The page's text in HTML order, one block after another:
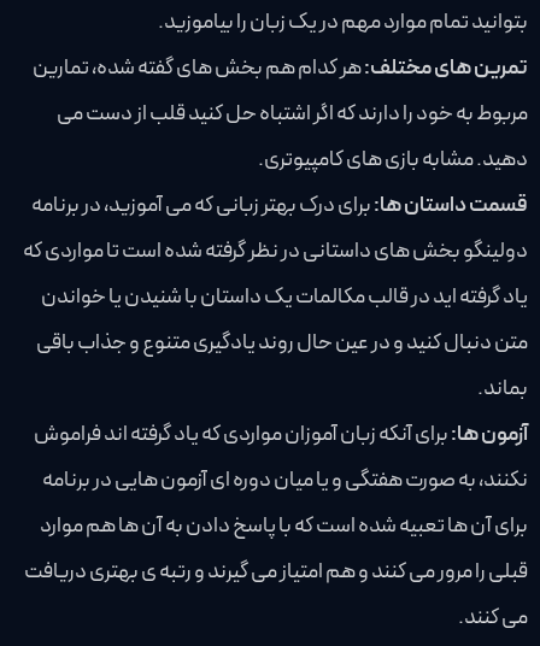
بتوانید تمام موارد مهم در یک زبان را بیاموزید.
تمرین های مختلف:هر کدام هم بخش های گفته شده، تمارین
مربوط به خود را دارند که اگر اشتباه حل کنید قلب از دست می
دهید. مشابه بازی های کامپیوتری.
قسمت داستان ها:برای درک بهتر زبانی که می آموزید، در برنامه
دولینگو بخش های داستانی در نظر گرفته شده است تا مواردی که
یاد گرفته اید در قالب مکالمات یک داستان با شنیدن یا خواندن
متن دنبال کنید و در عین حال روند یادگیری متنوع و جذاب باقی
بماند.
آزمون ها:برای آنکه زبان آموزان مواردی که یاد گرفته اند فراموش
نکنند، به صورت هفتگی و یا میان دوره ای آزمون هایی در برنامه
برای آن ها تعبیه شده است که با پاسخ دادن به آن ها هم موارد
قبلی را مرور می کنند و هم امتیاز می گیرند و رتبه ی بهتری دریافت
می کنند.